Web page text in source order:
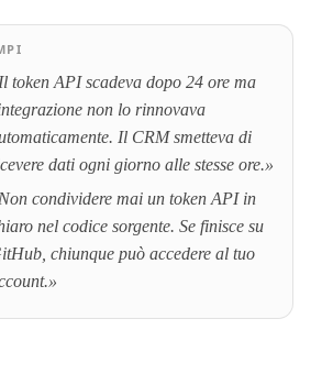
token API scadeva dopo 24 ore ma
non lo rinnovava
Il CRM smetteva di
dati ogni giorno alle stesse ore.»
condividere mai un token API in
nel codice sorgente. Se finisce su
chiunque può accedere al tuo